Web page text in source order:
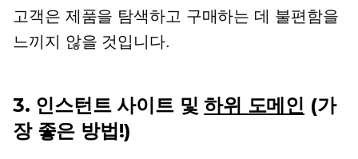
고객은 제품을 탐색하고 구매하는 데 불편함을
느끼지 않을 것입니다.
3. 인스턴트 사이트 및 하위 도메인 (가
장 좋은 방법!)